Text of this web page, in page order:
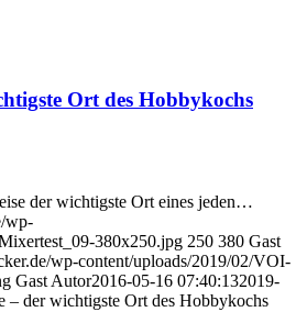
Ort des Hobbykochs
der wichtigste Ort eines jeden…
wp-
380x250.jpg 250 380 Gast
wp-content/uploads/2019/02/VOI-
Gast Autor2016-05-16 07:40:132019-
– der wichtigste Ort des Hobbykochs